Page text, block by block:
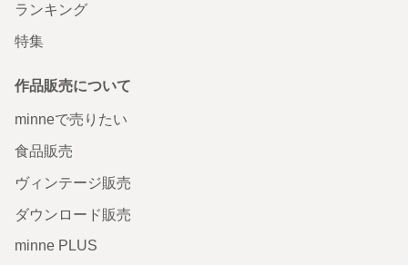
ランキング
特集
作品販売について
minneで売りたい
食品販売
ヴィンテージ販売
ダウンロード販売
minne PLUS